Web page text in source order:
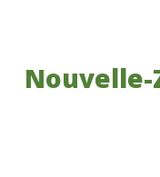
Nouvelle-